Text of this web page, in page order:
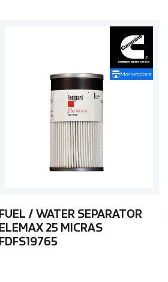
FUEL / WATER SEPARATOR
ELEMAX 25 MICRAS
FDFS19765